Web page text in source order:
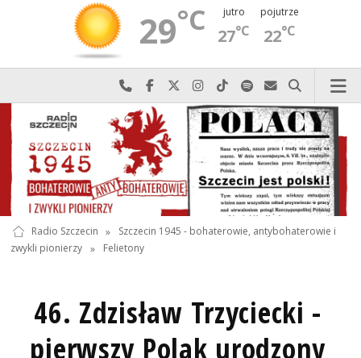
29°C jutro
27°C
pojutrze
22°C
Najlepiej po prostu do nas zadzwoń
Odwiedź nas na Facebook-u
Odwiedź nas na X
Odwiedź nas na Instagram-ie
Odwiedź nas na TikTok-u
Szukaj nas na Spotify
Wyślij do nas
Szukaj
Radio Szczecin »
Szczecin 1945 - bohaterowie, antybohaterowie i
zwykli pionierzy » Felietony
46. Zdzisław Trzyciecki -
pierwszy Polak urodzony